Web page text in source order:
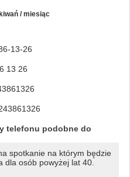
/ miesiąc
13-26
13 26
telefonu podobne do
spotkanie na którym będzie
dla osób powyżej lat 40.